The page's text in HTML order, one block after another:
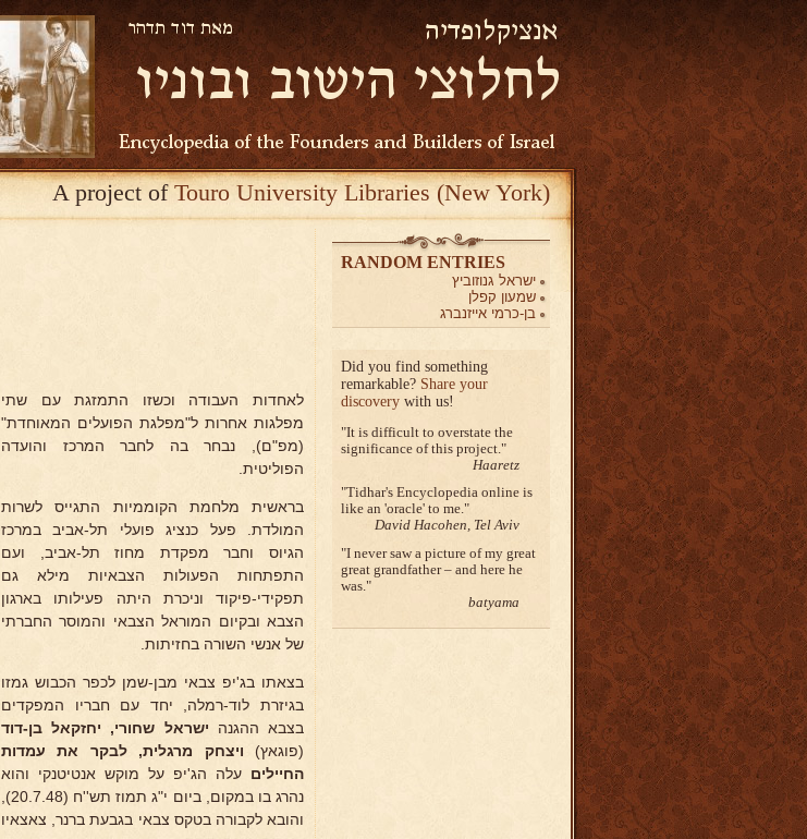
A project ofTouro University Libraries (New York)
לאחדות העבודה וכשזו התמזגת עם שתי
מפלגות אחרות ל"מפלגת הפועלים המאוחדת"
(מפ"ם), נבחר בה לחבר המרכז והועדה
הפוליטית.
בראשית מלחמת הקוממיות התגייס לשרות
המולדת. פעל כנציג פועלי תל-אביב במרכז
הגיוס וחבר מפקדת מחוז תל-אביב, ועם
התפתחות הפעולות הצבאיות מילא גם
תפקידי-פיקוד וניכרת היתה פעילותו בארגון
הצבא ובקיום המוראל הצבאי והמוסר החברתי
של אנשי השורה בחזיתות.
בצאתו בג'יפ צבאי מבן-שמן לכפר הכבוש גמזו
בגיזרת לוד-רמלה, יחד עם חבריו המפקדים
בצבא ההגנה ישראל שחורי, יחזקאל בן-דוד
(פוגאץ)ויצחק מרגלית,
לבקר את עמדות
החיילים עלה הג'יפ על מוקש אנטיטנקי והוא
נהרג בו במקום, ביום י"ג תמוז תש''ח (20.7.48),
והובא לקבורה בטקס צבאי בגבעת ברנר, צאצאיו
RANDOM ENTRIES
ישראל גנוזוביץ
שמעון קפלן
בן-כרמי אייזנברג
Did you find something
remarkable? Share your
discovery with us!
It is difficult to overstate the
significance of this project.
Haaretz
Tidhar's Encyclopedia online is
like an 'oracle' to me.
David Hacohen, Tel Aviv
I never saw a picture of my great
great grandfather – and here he
was.
batyama